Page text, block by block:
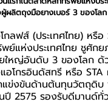
ผลิตถุงมือยางเบอร์ 3 ของโล
ลฟส์ (ประเทศไทย) หรือ
ย์แห่งประเทศไทย ชูศักย
ใหญ่อันดับ 3 ของโลก
อโกรอินดัสทรี หรือ
แข่งขันด้านต้นทุนวัตถุดิบ
ปี 2575 รองรับดีมานด์ทั่